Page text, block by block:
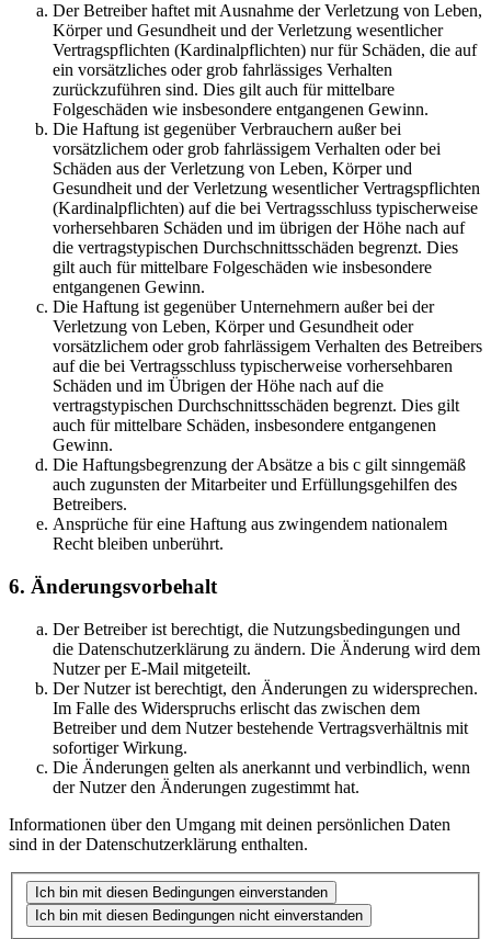
Der Betreiber haftet mit Ausnahme der Verletzung von Leben,
Körper und Gesundheit und der Verletzung wesentlicher
Vertragspflichten (Kardinalpflichten) nur für Schäden, die auf
ein vorsätzliches oder grob fahrlässiges Verhalten
zurückzuführen sind. Dies gilt auch für mittelbare
Folgeschäden wie insbesondere entgangenen Gewinn.
Die Haftung ist gegenüber Verbrauchern außer bei
vorsätzlichem oder grob fahrlässigem Verhalten oder bei
Schäden aus der Verletzung von Leben, Körper und
Gesundheit und der Verletzung wesentlicher Vertragspflichten
(Kardinalpflichten) auf die bei Vertragsschluss typischerweise
vorhersehbaren Schäden und im übrigen der Höhe nach auf
die vertragstypischen Durchschnittsschäden begrenzt. Dies
gilt auch für mittelbare Folgeschäden wie insbesondere
entgangenen Gewinn.
Die Haftung ist gegenüber Unternehmern außer bei der
Verletzung von Leben, Körper und Gesundheit oder
vorsätzlichem oder grob fahrlässigem Verhalten des Betreibers
auf die bei Vertragsschluss typischerweise vorhersehbaren
Schäden und im Übrigen der Höhe nach auf die
vertragstypischen Durchschnittsschäden begrenzt. Dies gilt
auch für mittelbare Schäden, insbesondere entgangenen
Gewinn.
Die Haftungsbegrenzung der Absätze a bis c gilt sinngemäß
auch zugunsten der Mitarbeiter und Erfüllungsgehilfen des
Betreibers.
Ansprüche für eine Haftung aus zwingendem nationalem
Recht bleiben unberührt.
6. Änderungsvorbehalt
Der Betreiber ist berechtigt, die Nutzungsbedingungen und
die Datenschutzerklärung zu ändern. Die Änderung wird dem
Nutzer per E-Mail mitgeteilt.
Der Nutzer ist berechtigt, den Änderungen zu widersprechen.
Im Falle des Widerspruchs erlischt das zwischen dem
Betreiber und dem Nutzer bestehende Vertragsverhältnis mit
sofortiger Wirkung.
Die Änderungen gelten als anerkannt und verbindlich, wenn
der Nutzer den Änderungen zugestimmt hat.
Informationen über den Umgang mit deinen persönlichen Daten
sind in der Datenschutzerklärung enthalten.